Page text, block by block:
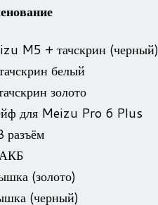
тач­скрин (чер­ный)
белый
золото
Pro 6 Plus
разъём
(золото)
(чер­ный)